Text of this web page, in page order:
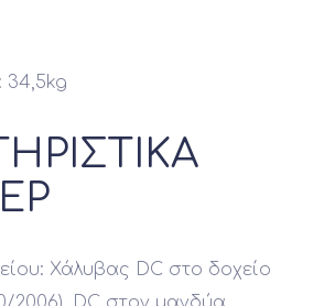
34,5kg
Χάλυβας DC στο δοχείο